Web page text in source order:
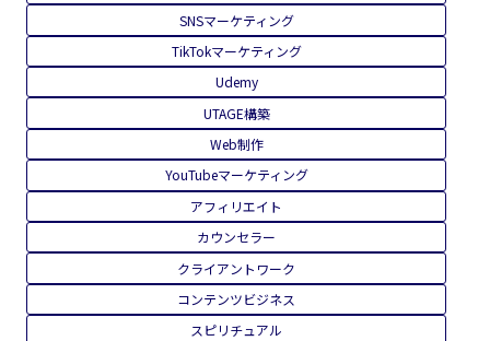
SNSマーケティング
TikTokマーケティング
Udemy
UTAGE構築
Web制作
YouTubeマーケティング
アフィリエイト
カウンセラー
クライアントワーク
コンテンツビジネス
スピリチュアル